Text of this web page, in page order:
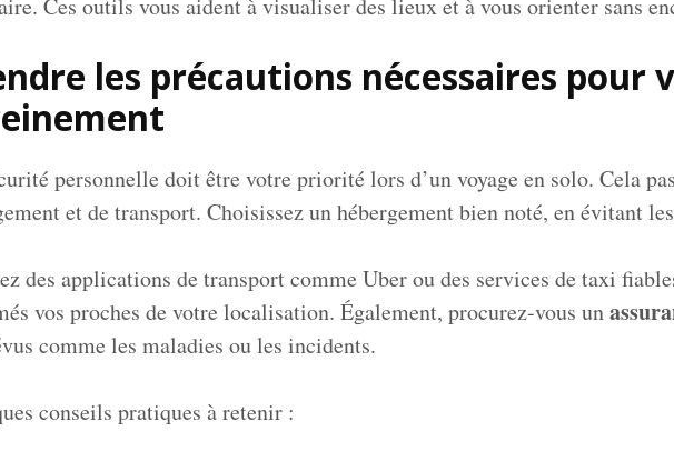
Ces outils vous aident à visualiser des lieux et à vous orienter sans
les précautions nécessaires pour
personnelle doit être votre priorité lors d’un voyage en solo. Cela
et de transport. Choisissez un hébergement bien noté, en évitant
des applications de transport comme Uber ou des services de taxi
vos proches de votre localisation. Également, procurez-vous un
comme les maladies ou les incidents.
conseils pratiques à retenir :